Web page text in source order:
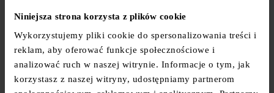
Niniejsza strona korzysta z plików cookie
Wykorzystujemy pliki cookie do spersonalizowania treści i
reklam, aby oferować funkcje społecznościowe i
analizować ruch w naszej witrynie. Informacje o tym, jak
korzystasz z naszej witryny, udostępniamy partnerom
KONCENTRATOR TLENU
1500 ZŁ
DAR BEZPIECZEŃSTWA
SKANER ŻYŁ
2700 ZŁ